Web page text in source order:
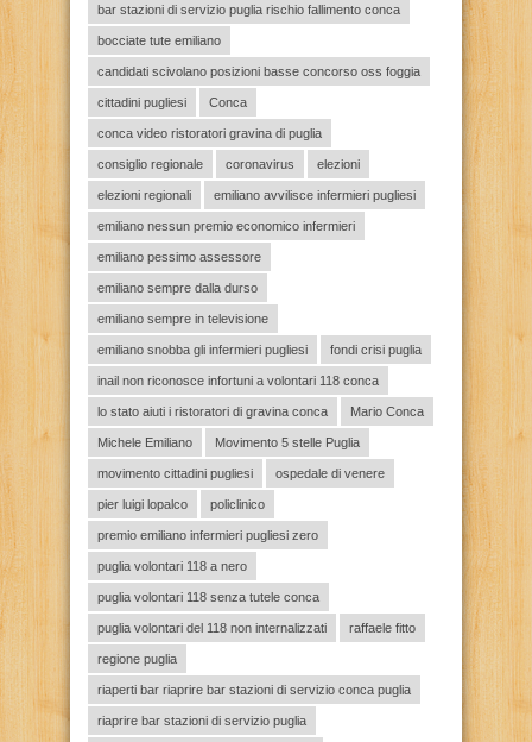
bar stazioni di servizio puglia rischio fallimento conca
bocciate tute emiliano
candidati scivolano posizioni basse concorso oss foggia
cittadini pugliesi Conca
conca video ristoratori gravina di puglia
consiglio regionale coronavirus elezioni
elezioni regionali emiliano avvilisce infermieri pugliesi
emiliano nessun premio economico infermieri
emiliano pessimo assessore
emiliano sempre dalla durso
emiliano sempre in televisione
emiliano snobba gli infermieri pugliesi fondi crisi puglia
inail non riconosce infortuni a volontari 118 conca
lo stato aiuti i ristoratori di gravina conca Mario Conca
Michele Emiliano Movimento 5 stelle Puglia
movimento cittadini pugliesi ospedale di venere
pier luigi lopalco policlinico
premio emiliano infermieri pugliesi zero
puglia volontari 118 a nero
puglia volontari 118 senza tutele conca
puglia volontari del 118 non internalizzati raffaele fitto
regione puglia
riaperti bar riaprire bar stazioni di servizio conca puglia
riaprire bar stazioni di servizio puglia